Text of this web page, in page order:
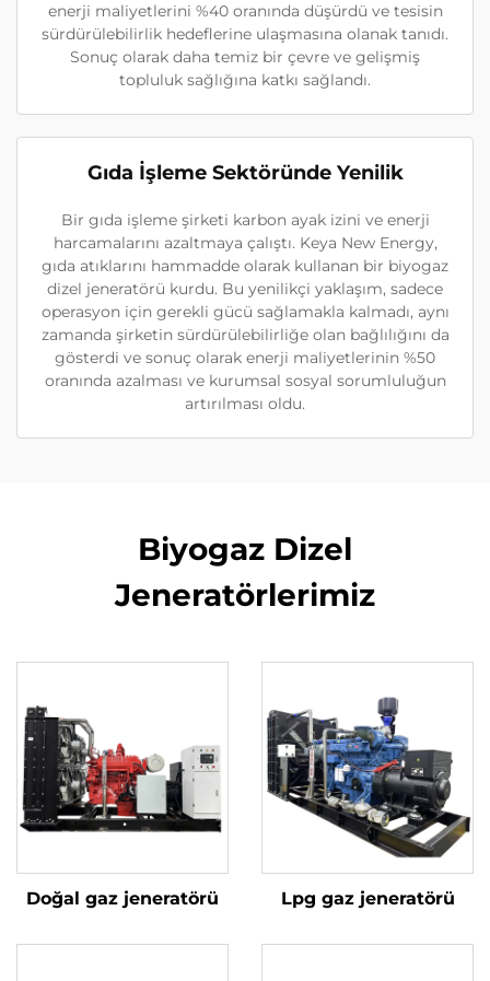
enerji maliyetlerini %40 oranında düşürdü ve tesisin
sürdürülebilirlik hedeflerine ulaşmasına olanak tanıdı.
Sonuç olarak daha temiz bir çevre ve gelişmiş
topluluk sağlığına katkı sağlandı.
Gıda İşleme Sektöründe Yenilik
Bir gıda işleme şirketi karbon ayak izini ve enerji
harcamalarını azaltmaya çalıştı. Keya New Energy,
gıda atıklarını hammadde olarak kullanan bir biyogaz
dizel jeneratörü kurdu. Bu yenilikçi yaklaşım, sadece
operasyon için gerekli gücü sağlamakla kalmadı, aynı
zamanda şirketin sürdürülebilirliğe olan bağlılığını da
gösterdi ve sonuç olarak enerji maliyetlerinin %50
oranında azalması ve kurumsal sosyal sorumluluğun
artırılması oldu.
Biyogaz Dizel
Jeneratörlerimiz
Doğal gaz jeneratörü Lpg gaz jeneratörü